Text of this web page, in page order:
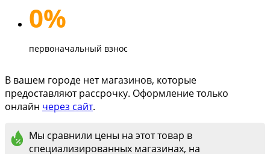
0%
первоначальный взнос
В вашем городе нет магазинов, которые
предоставляют рассрочку. Оформление только
онлайн через сайт.
Мы сравнили цены на этот товар в
специализированных магазинах, на